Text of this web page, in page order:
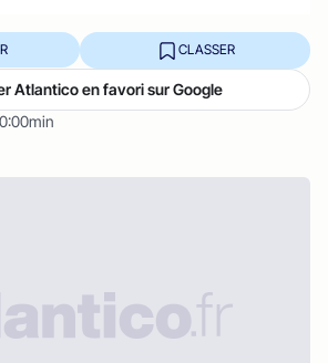
0:00min
CLASSER
Atlantico en favori sur Google